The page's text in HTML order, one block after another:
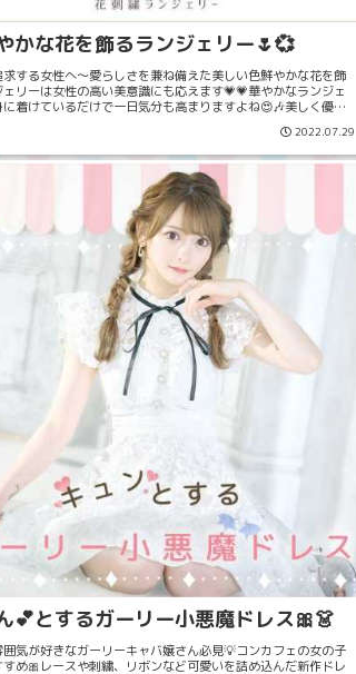
かな花を飾るランジェリー🌷💞
求する女性へ～愛らしさを兼ね備えた美しい色鮮やかな花を飾
ェリーは女性の高い美意識にも応えます💗💗華やかなランジェ
に着けているだけで一日気分も高まりますよね😍🎶美しく優し
2022.07.29
💕とするガーリー小悪魔ドレス🎀👗
囲気が好きなガーリーキャバ嬢さん必見💡コンカフェの女の子
すめ🎀レースや刺繍、リボンなど可愛いを詰め込んだ新作ドレ